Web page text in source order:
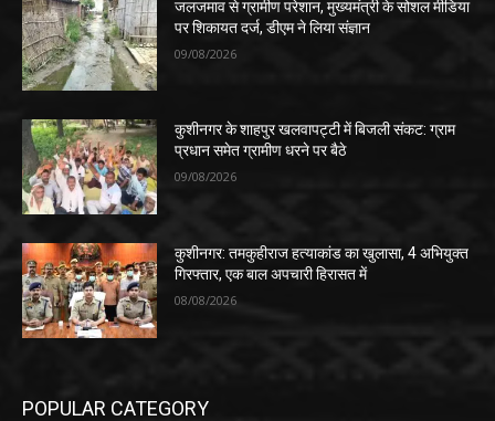
जलजमाव से ग्रामीण परेशान, मुख्यमंत्री के सोशल मीडिया
पर शिकायत दर्ज, डीएम ने लिया संज्ञान
09/08/2026
कुशीनगर के शाहपुर खलवापट्टी में बिजली संकट: ग्राम
प्रधान समेत ग्रामीण धरने पर बैठे
09/08/2026
कुशीनगर: तमकुहीराज हत्याकांड का खुलासा, 4 अभियुक्त
गिरफ्तार, एक बाल अपचारी हिरासत में
08/08/2026
POPULAR CATEGORY